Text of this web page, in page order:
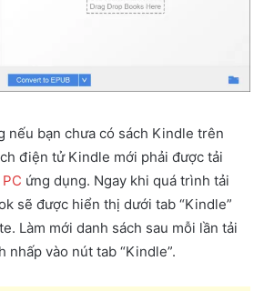
nếu bạn chưa có sách Kindle trên
điện tử Kindle mới phải được tải
ứng dụng. Ngay khi quá trình tải
sẽ được hiển thị dưới tab “Kindle”
Làm mới danh sách sau mỗi lần tải
nhấp vào nút tab “Kindle”.